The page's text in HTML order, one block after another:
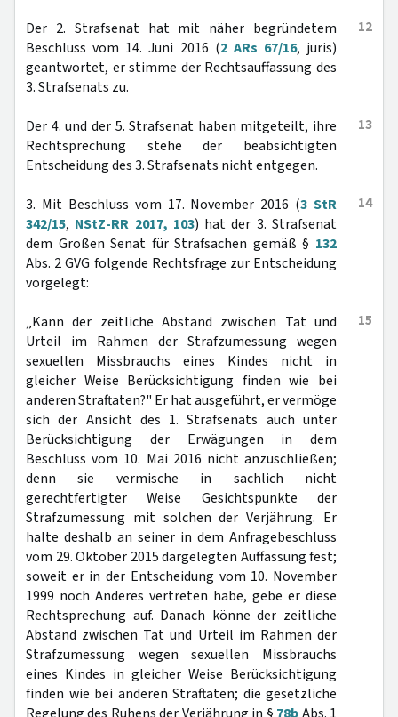
12
Der 2. Strafsenat hat mit näher begründetem
Beschluss vom 14. Juni 2016 (2 ARs 67/16, juris)
geantwortet, er stimme der Rechtsauffassung des
3. Strafsenats zu.
13
Der 4. und der 5. Strafsenat haben mitgeteilt, ihre
Rechtsprechung stehe der beabsichtigten
Entscheidung des 3. Strafsenats nicht entgegen.
14
3. Mit Beschluss vom 17. November 2016 (3 StR
342/15, NStZ-RR 2017, 103) hat der 3. Strafsenat
dem Großen Senat für Strafsachen gemäß § 132
Abs. 2 GVG folgende Rechtsfrage zur Entscheidung
vorgelegt:
15
„Kann der zeitliche Abstand zwischen Tat und
Urteil im Rahmen der Strafzumessung wegen
sexuellen Missbrauchs eines Kindes nicht in
gleicher Weise Berücksichtigung finden wie bei
anderen Straftaten?" Er hat ausgeführt, er vermöge
sich der Ansicht des 1. Strafsenats auch unter
Berücksichtigung der Erwägungen in dem
Beschluss vom 10. Mai 2016 nicht anzuschließen;
denn sie vermische in sachlich nicht
gerechtfertigter Weise Gesichtspunkte der
Strafzumessung mit solchen der Verjährung. Er
halte deshalb an seiner in dem Anfragebeschluss
vom 29. Oktober 2015 dargelegten Auffassung fest;
soweit er in der Entscheidung vom 10. November
1999 noch Anderes vertreten habe, gebe er diese
Rechtsprechung auf. Danach könne der zeitliche
Abstand zwischen Tat und Urteil im Rahmen der
Strafzumessung wegen sexuellen Missbrauchs
eines Kindes in gleicher Weise Berücksichtigung
finden wie bei anderen Straftaten; die gesetzliche